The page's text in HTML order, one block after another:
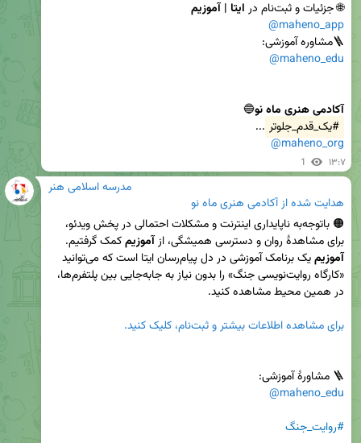
🌐 جزئیات و ثبت‌نام در
ایتا | آموزیم
@maheno_app
🪜مشاوره آموزشی:
@maheno_edu
آکادمی هنری ماه نو🔵
#یک_قدم_جلوتر ...
@maheno_org
1 ۱۳:۷
مدرسه اسلامی هنر
هدایت شده ازآکادمی هنری ماه نو
برای مشاهدۀ‌ روان و دسترسی همیشگی، از
آموزیم کمک گرفتیم.
آموزیم
برای مشاهده اطلاعات بیشتر و ثبت‌نام، کلیک کنید.
🪜 مشاورۀ آموزشی:
@maheno_edu
#روایت_جنگ